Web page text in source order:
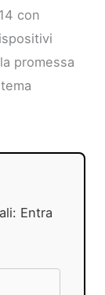
con
promessa
Entra